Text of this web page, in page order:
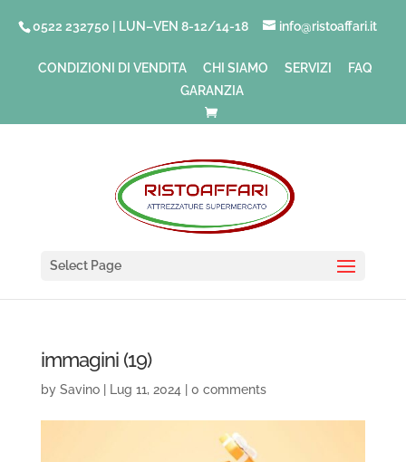
0522 232750 | LUN–VEN 8-12/14-18 info@ristoaffari.it
CONDIZIONI DI VENDITA CHI SIAMO SERVIZI
FAQ
GARANZIA
Select Page
immagini (19)
by Savino| Lug 11, 2024 0 comments